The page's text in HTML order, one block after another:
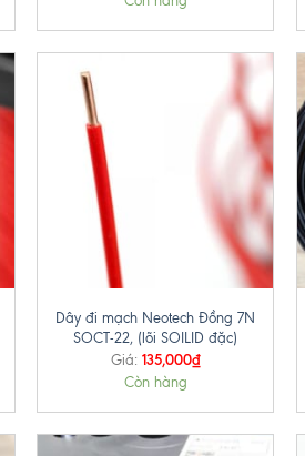
Dây đi mạch Neotech Đồng 7N
SOCT-22, (lõi SOILID đặc)
Giá: 135,000₫
Còn hàng